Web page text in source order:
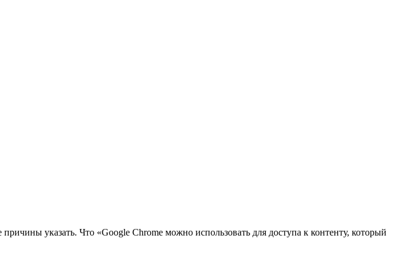
указать. Что «Google Chrome можно использовать для доступа к контенту, который